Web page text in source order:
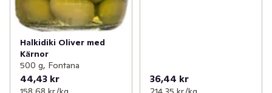
Halkidiki Oliver med
Kärnor
500 g, Fontana
44,43 kr 36,44 kr